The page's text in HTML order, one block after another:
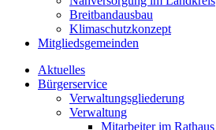
Breitbandausbau
Klimaschutzkonzept
Mitgliedsgemeinden
Aktuelles
Bürgerservice
Verwaltungsgliederung
Verwaltung
Mitarbeiter im Rathaus